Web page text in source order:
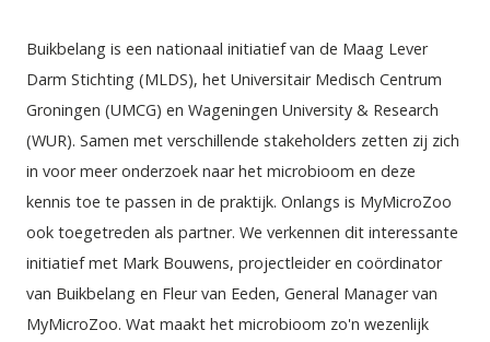
Buikbelang is een nationaal initiatief van de Maag Lever
Darm Stichting (MLDS), het Universitair Medisch Centrum
Groningen (UMCG) en Wageningen University & Research
(WUR). Samen met verschillende stakeholders zetten zij zich
in voor meer onderzoek naar het microbioom en deze
kennis toe te passen in de praktijk. Onlangs is MyMicroZoo
ook toegetreden als partner. We verkennen dit interessante
initiatief met Mark Bouwens, projectleider en coördinator
van Buikbelang en Fleur van Eeden, General Manager van
MyMicroZoo. Wat maakt het microbioom zo'n wezenlijk